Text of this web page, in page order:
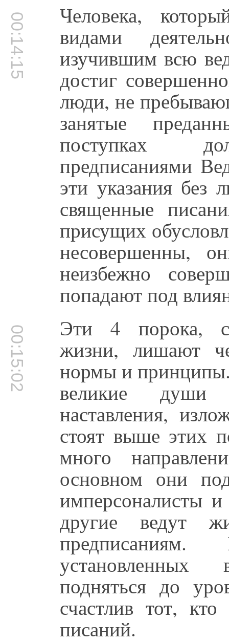
00:14:15 Человека,
видами
изучившим всю
достиг
люди, не
занятые
поступках
предписаниями
эти указания без
священные
присущих
несовершенны,
неизбежно
попадают под
00:15:02 Эти 4 порока,
жизни, лишают
нормы и принципы.
великие души
наставления,
стоят выше этих
много
основном они
имперсоналисты
другие ведут
подняться до
счастлив тот,
писаний.